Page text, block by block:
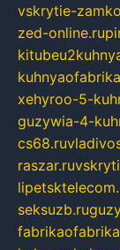
vskrytie-
zed-online.ru
xehyroo-5-
guzywia-4-
cs68.ru
raszar.ru
seksuzb.ru